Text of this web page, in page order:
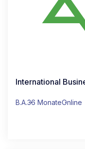
International
B.A.36 MonateOnline